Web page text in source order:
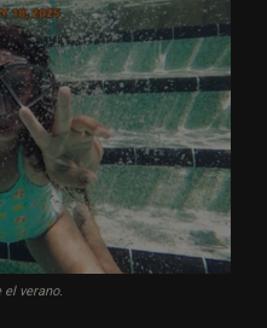
verano.